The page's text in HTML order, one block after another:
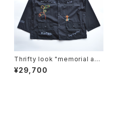
Thrifty look "memorial acti
ve coverall"
¥29,700